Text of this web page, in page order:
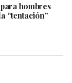
hombres
“tentación”